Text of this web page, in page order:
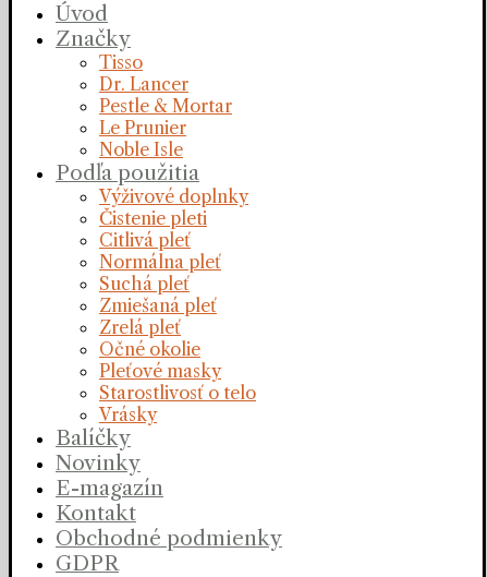
Úvod
Značky
Tisso
Dr. Lancer
Pestle & Mortar
Le Prunier
Noble Isle
Podľa použitia
Výživové doplnky
Čistenie pleti
Citlivá pleť
Normálna pleť
Suchá pleť
Zmiešaná pleť
Zrelá pleť
Očné okolie
Pleťové masky
Starostlivosť o telo
Vrásky
Balíčky
Novinky
E-magazín
Kontakt
Obchodné podmienky
GDPR